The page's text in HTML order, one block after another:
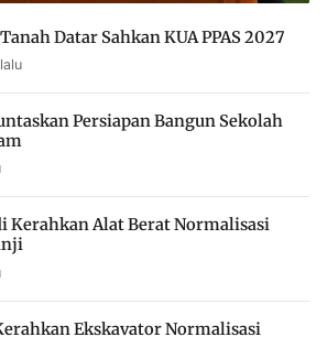
Datar Sahkan KUA PPAS 2027
Persiapan Bangun Sekolah
Kerahkan Alat Berat Normalisasi
Ekskavator Normalisasi